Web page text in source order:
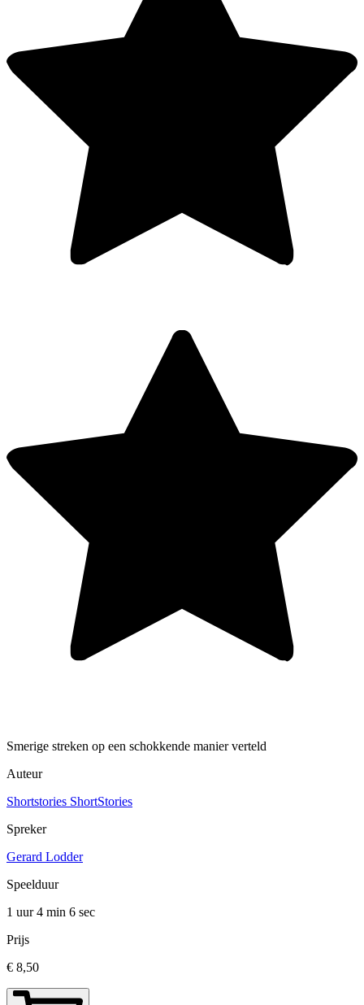
Smerige streken op een schokkende manier verteld
Auteur
Shortstories ShortStories
Spreker
Gerard Lodder
Speelduur
1 uur 4 min 6 sec
Prijs
€ 8,50